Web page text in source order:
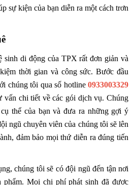
sự kiện của bạn diễn ra một cách trơn
sinh di động của TPX rất đơn giản và
thời gian và công sức. Bước đầu
chúng tôi qua số hotline 0933003329
vấn chi tiết về các gói dịch vụ. Chúng
thể của bạn và đưa ra những gợi ý
ngũ chuyên viên của chúng tôi sẽ lên
đảm bảo mọi thứ diễn ra đúng tiến
chúng tôi sẽ có đội ngũ đến tận nơi
phẩm. Mọi chi phí phát sinh đã được